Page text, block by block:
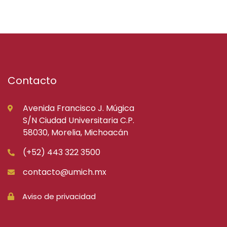
Contacto
Avenida Francisco J. Múgica
S/N Ciudad Universitaria C.P.
58030, Morelia, Michoacán
(+52) 443 322 3500
contacto@umich.mx
Aviso de privacidad